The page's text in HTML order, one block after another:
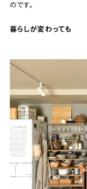
のです。
暮らしが変わっても